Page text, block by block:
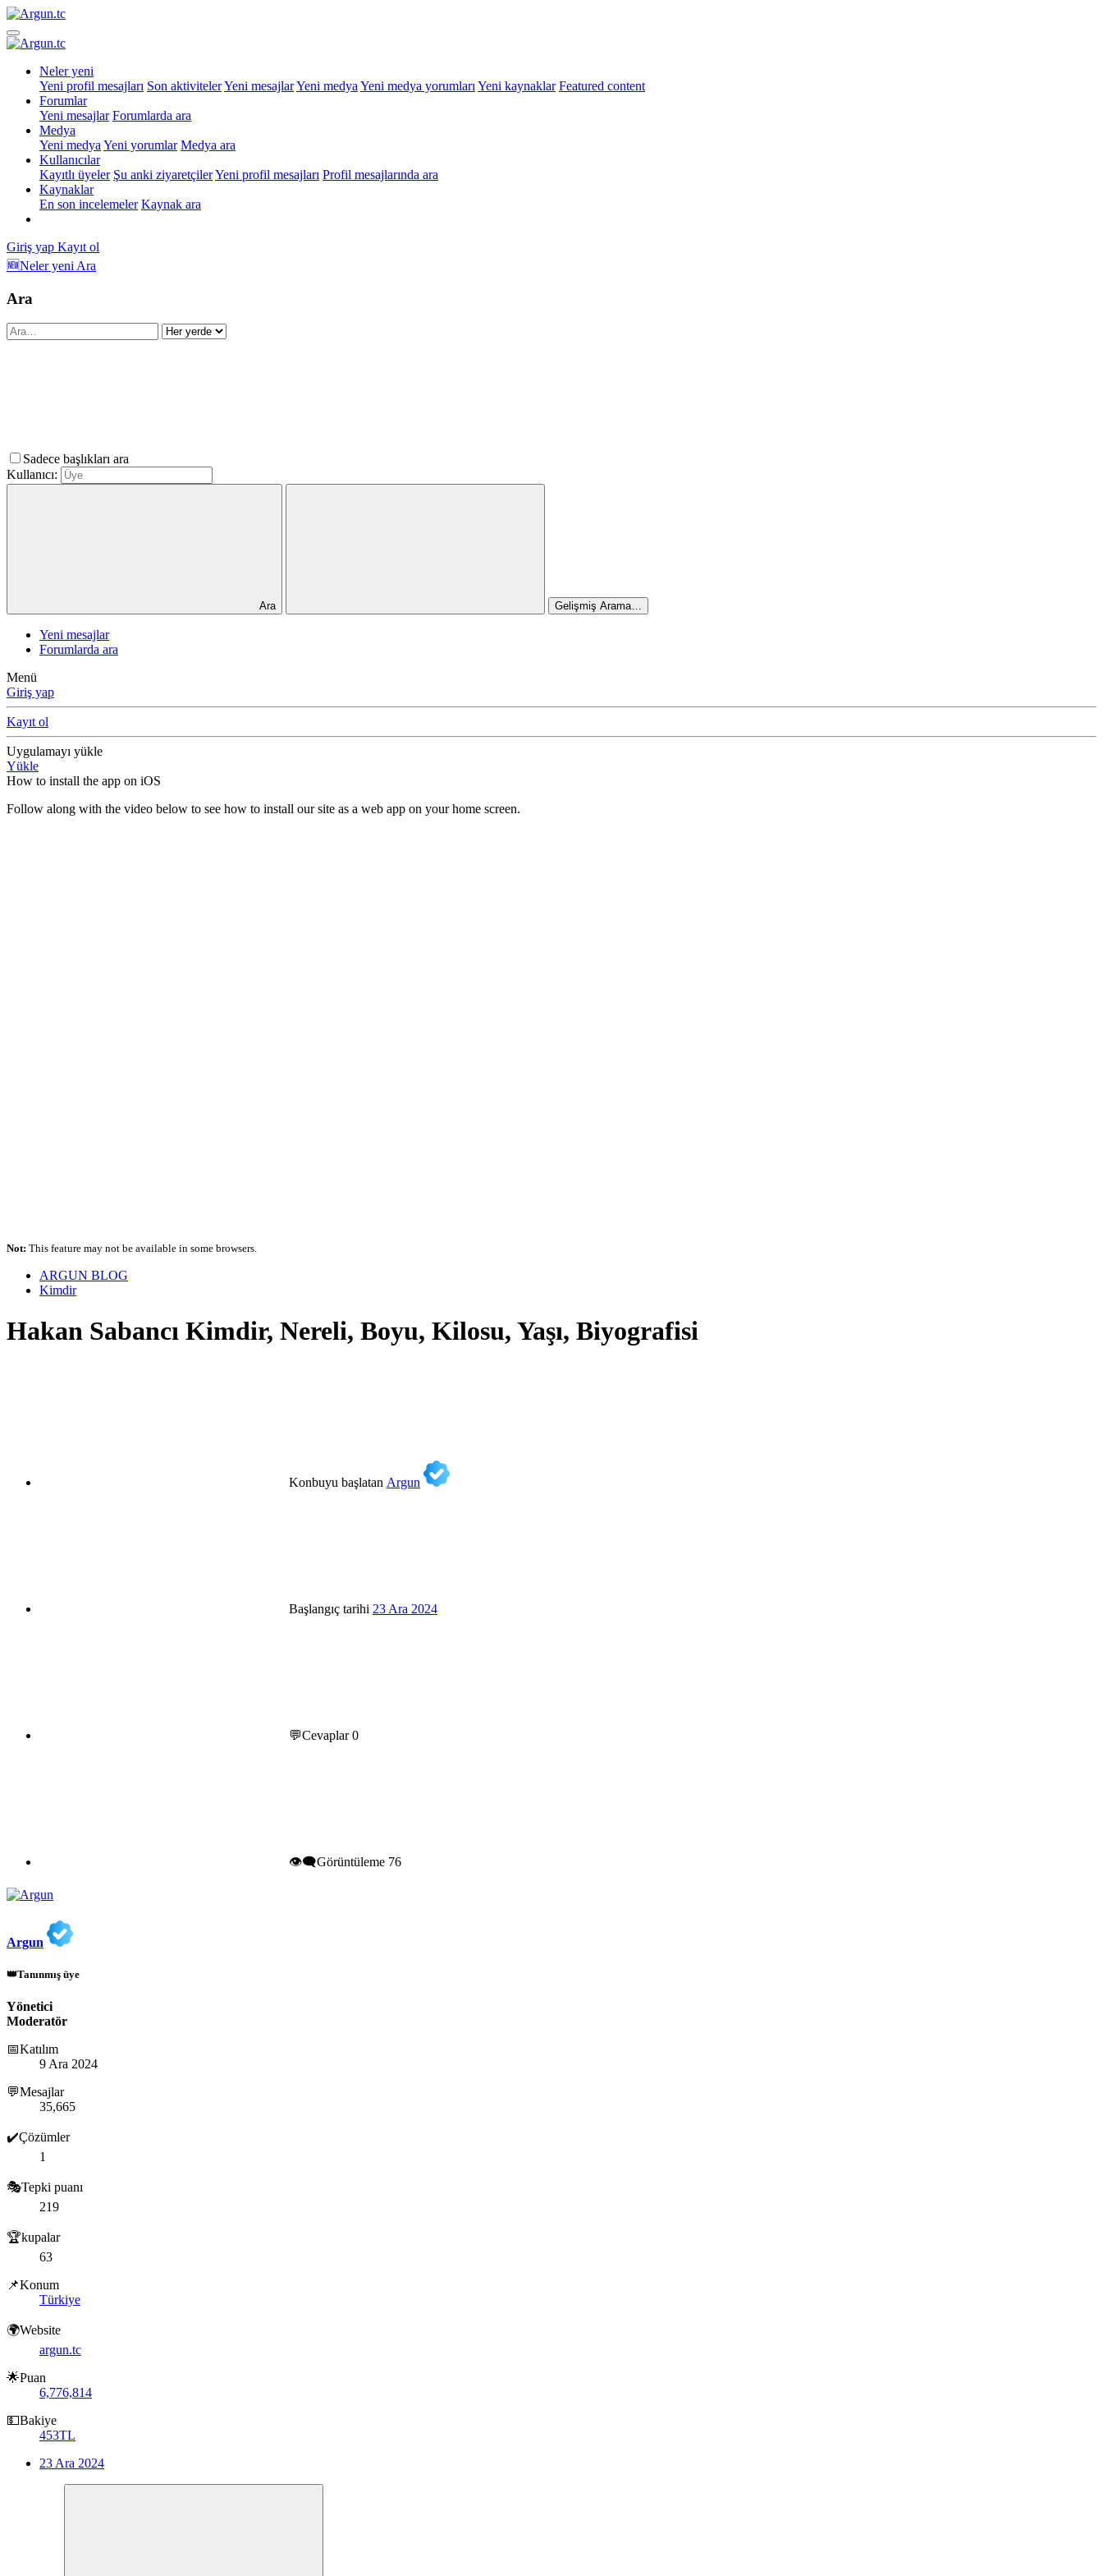
Neler yeni
Yeni profil mesajları Son aktivitelerYeni mesajlarYeni medya Yeni medya yorumları Yeni kaynaklar Featured content
Forumlar
Yeni mesajlar Forumlarda ara
Medya
Yeni medya Yeni yorumlar Medya ara
Kullanıcılar
Kayıtlı üyeler Şu anki ziyaretçilerYeni profil mesajları Profil mesajlarında ara
Kaynaklar
En son incelemeler Kaynak ara
Giriş yap Kayıt ol
🆕Neler yeni Ara
Ara
Sadece başlıkları ara
Kullanıcı:
Ara Gelişmiş Arama…
Yeni mesajlar
Forumlarda ara
Menü
Giriş yap
Kayıt ol
Uygulamayı yükle
Yükle
How to install the app on iOS
Follow along with the video below to see how to install our site as a web app on your home screen.
Not: This feature may not be available in some browsers.
ARGUN BLOG
Kimdir
Hakan Sabancı Kimdir, Nereli, Boyu, Kilosu, Yaşı, Biyografisi
Konbuyu başlatan Argun
Başlangıç tarihi 23 Ara 2024
💬Cevaplar0
👁️‍🗨️Görüntüleme 76
Argun
👑Tanınmış üye
Yönetici
Moderatör
📅Katılım
9 Ara 2024
💬Mesajlar
35,665
✔️Çözümler
1
🎭Tepki puanı
219
🏆kupalar
63
📌Konum
Türkiye
🌍Website
argun.tc
🌟Puan
6,776,814
💵Bakiye
453TL
23 Ara 2024